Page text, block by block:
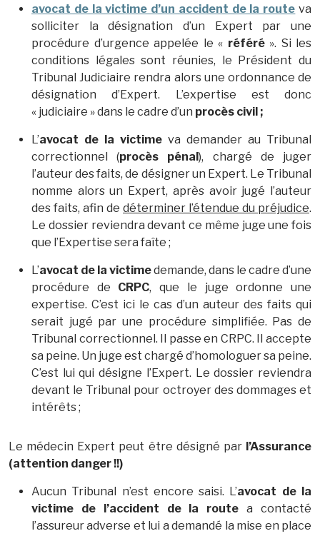
avocat de la victime d’un accident de la route va
solliciter la désignation d’un Expert par une
procédure d’urgence appelée le « référé». Si les
conditions légales sont réunies, le Président du
Tribunal Judiciaire rendra alors une ordonnance de
désignation d’Expert. L’expertise est donc
« judiciaire » dans le cadre d’un procès civil ;
L’avocat de la victime va demander au Tribunal
correctionnel (procès pénal), chargé de juger
l’auteur des faits, de désigner un Expert. Le Tribunal
nomme alors un Expert, après avoir jugé l’auteur
des faits, afin de déterminer l’étendue du préjudice.
Le dossier reviendra devant ce même juge une fois
que l’Expertise sera faîte ;
L’avocat de la victimedemande, dans le cadre d’une
procédure de CRPC, que le juge ordonne une
expertise. C’est ici le cas d’un auteur des faits qui
serait jugé par une procédure simplifiée. Pas de
Tribunal correctionnel. Il passe en CRPC. Il accepte
sa peine. Un juge est chargé d’homologuer sa peine.
C’est lui qui désigne l’Expert. Le dossier reviendra
devant le Tribunal pour octroyer des dommages et
intérêts ;
Le médecin Expert peut être désigné par l’Assurance
(attention danger !!)
Aucun Tribunal n’est encore saisi. L’avocat de la
victime de l’accident de la route a contacté
l’assureur adverse et lui a demandé la mise en place